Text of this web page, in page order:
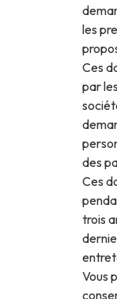
les
Ces
par
des
Ces
trois
Vous